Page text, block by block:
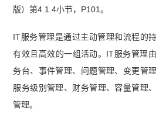
版）第4.1.4小节，P101。
IT服务管理是通过主动管理和流程的
有效且高效的一组活动。IT服务管理
务台、事件管理、问题管理、变更管
服务级别管理、财务管理、容量管理
管理。